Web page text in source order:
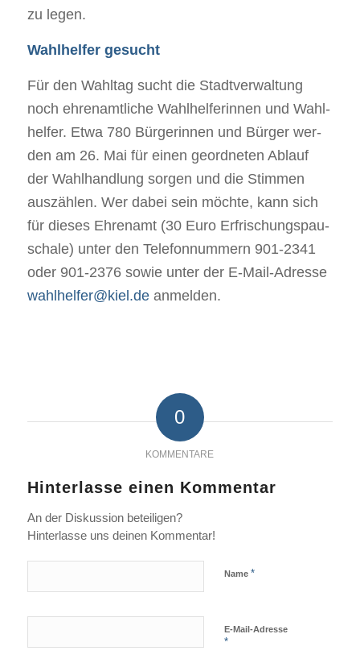
zu legen.
Wahl­hel­fer gesucht
Für den Wahl­tag sucht die Stadt­ver­wal­tung
noch ehren­amt­li­che Wahl­hel­fe­rin­nen und Wahl­
hel­fer. Etwa 780 Bür­ge­rin­nen und Bür­ger wer­
den am 26. Mai für einen geord­ne­ten Ablauf
der Wahl­hand­lung sor­gen und die Stim­men
aus­zäh­len. Wer dabei sein möchte, kann sich
für die­ses Ehren­amt (30 Euro Erfri­schungs­pau­
schale) unter den Tele­fon­num­mern 901‑2341
oder 901‑2376 sowie unter der E‐​Mail‐​Adresse
wahlhelfer@​kiel.​deanmelden.
0
KOMMENTARE
Hinterlasse einen Kommentar
An der Diskussion beteiligen?
Hinterlasse uns deinen Kommentar!
Name *
E-Mail-Adresse
*